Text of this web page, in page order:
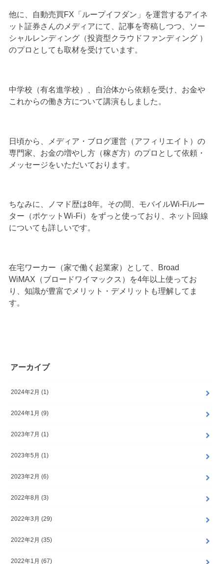
他に、自動売買FX「ループイフダン」を運営するアイネ
ット証券さんのメディアにて、記事を寄稿しつつ、ソー
シャルレンディング（投資型クラウドファンディング ）
のプロとしても取材を受けています。
中学校（有名進学校）、自治体から依頼を受け、お金や
これからの働き方について講演もしました。
日頃から、メディア・ブログ運営（アフィリエイト）の
専門家、お金の増やし方（稼ぎ方）のプロとして依頼・
メッセージをいただいております。
ちなみに、ノマド歴は8年。その間、モバイルWi-Fiルー
ター（ポケットWi-Fi）をずっと使っており、ネット回線
についても詳しいです。
在宅ワーカー（家で働く起業家）として、Broad
WiMAX（ブロードワイマックス）を4年以上使ってお
り、知識が豊富でメリット・デメリットも理解してま
す。
アーカイブ
2024年2月 (1)
2024年1月 (9)
2023年7月 (1)
2023年5月 (1)
2023年2月 (6)
2022年8月 (3)
2022年3月 (29)
2022年2月 (35)
2022年1月 (67)